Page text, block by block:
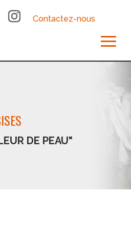
Contactez-nous
DE PEAU"